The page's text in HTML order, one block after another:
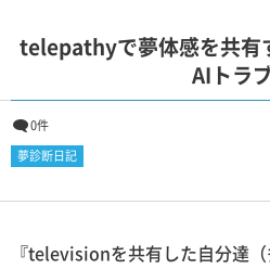
telepathyで夢体感を共有
AIトラ
0件
夢診断日記
『televisionを共有した自分達